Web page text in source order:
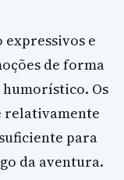
expressivos e
de forma
Os
relativamente
para
da aventura.